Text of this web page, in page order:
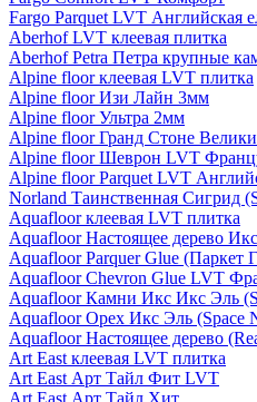
Fargo Parquet LVT Английская
Aberhof LVT клеевая плитка
Aberhof Petra Петра крупные
Alpine floor клеевая LVT плитка
Alpine floor Изи Лайн 3мм
Alpine floor Ультра 2мм
Alpine floor Гранд Стоне
Alpine floor Шеврон LVT
Alpine floor Parquet LVT
Norland Таинственная Сигрид
Aquafloor клеевая LVT плитка
Aquafloor Настоящее дерево
Aquafloor Parquer Glue (Паркет
Aquafloor Chevron Glue LVT
Aquafloor Камни Икс Икс Эль
Aquafloor Орех Икс Эль (Space
Aquafloor Настоящее дерево
Art East клеевая LVT плитка
Art East Арт Тайл Фит LVT
Art East Арт Тайл Хит